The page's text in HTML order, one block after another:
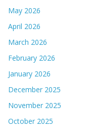
May 2026
April 2026
March 2026
February 2026
January 2026
December 2025
November 2025
October 2025